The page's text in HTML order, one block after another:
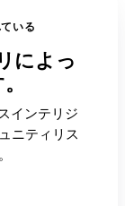
いる
によっ
インテリジ
ニティリス